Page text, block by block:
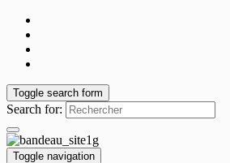
Toggle search form
Search for:
Toggle navigation